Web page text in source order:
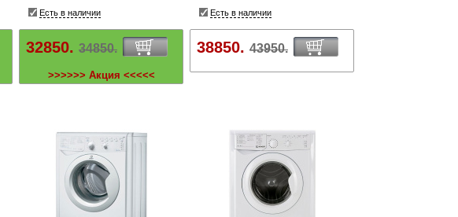
Есть в наличии
32850. 34850.
>>>>>> Акция <<<<<
Есть в наличии
38850. 43950.